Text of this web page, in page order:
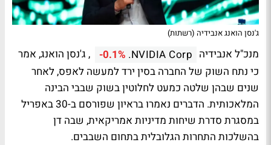
ג'נסן הואנג אנבידיה (רשתות)
מנכ"ל אנבידיה NVIDIA Corp.
-0.1% , ג'נסן הואנג, אמר
כי נתח השוק של החברה בסין ירד למעשה לאפס, לאחר
שנים שבהן שלטה כמעט לחלוטין בשוק שבבי הבינה
המלאכותית. הדברים נאמרו בראיון שפורסם ב-30 באפריל
במסגרת סדרת שיחות מדיניות אמריקאית, שבה דן
בהשלכות התחרות הגלובלית בתחום השבבים.